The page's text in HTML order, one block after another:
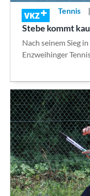
VKZ Tennis
Stebe kommt
Nach seinem Sieg
Enzweihinger